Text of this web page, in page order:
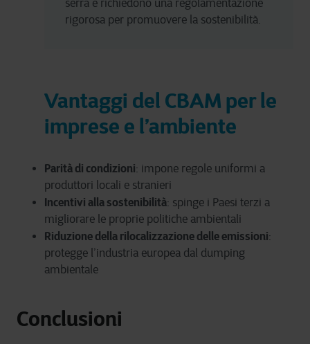
serra e richiedono una regolamentazione
rigorosa per promuovere la sostenibilità.
Vantaggi del CBAM per le
imprese e l’ambiente
Parità di condizioni: impone regole uniformi a
produttori locali e stranieri
Incentivi alla sostenibilità: spinge i Paesi terzi a
migliorare le proprie politiche ambientali
Riduzione della rilocalizzazione delle emissioni:
protegge l’industria europea dal dumping
ambientale
Conclusioni